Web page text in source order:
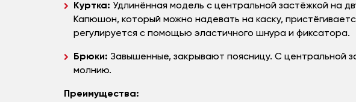
Куртка: Удлинённая модель с центральной застёжкой на
Капюшон, который можно надевать на каску,
регулируется с помощью эластичного шнура и фиксатора.
Брюки: Завышенные, закрывают поясницу. С центральной
молнию.
Преимущества: